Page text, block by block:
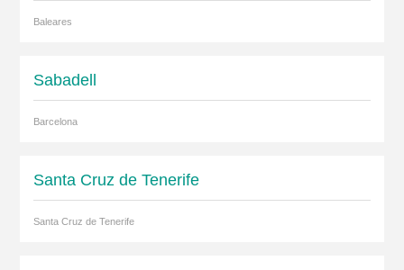
Baleares
Sabadell
Barcelona
Santa Cruz de Tenerife
Santa Cruz de Tenerife